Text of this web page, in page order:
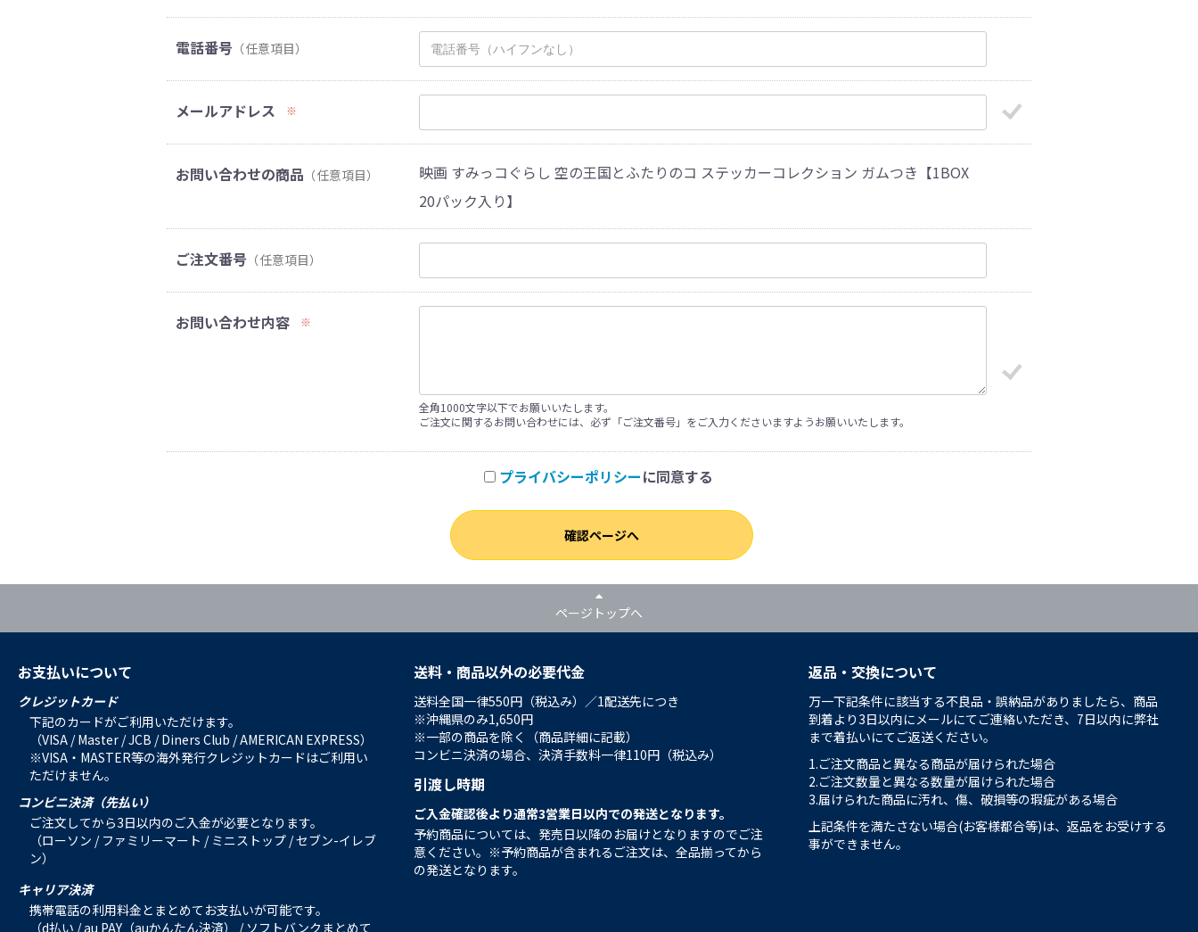
電話番号 （任意項目）
メールアドレス ※
お問い合わせの商品 （任意項目）
映画 すみっコぐらし 空の王国とふたりのコ ステッカーコレクション ガムつき【1BOX
20パック入り】
ご注文番号 （任意項目）
お問い合わせ内容 ※
全角1000文字以下でお願いいたします。
ご注文に関するお問い合わせには、必ず「ご注文番号」をご入力くださいますようお願いいたします。
プライバシーポリシーに同意する
確認ページへ
ページトップへ
お支払いについて
クレジットカード
下記のカードがご利用いただけます。
（VISA / Master / JCB / Diners Club / AMERICAN EXPRESS）
※VISA・MASTER等の海外発行クレジットカードはご利用い
ただけません。
コンビニ決済（先払い）
ご注文してから3日以内のご入金が必要となります。
（ローソン / ファミリーマート / ミニストップ / セブン-イレブ
ン）
キャリア決済
携帯電話の利用料金とまとめてお支払いが可能です。
（d払い / au PAY（auかんたん決済） / ソフトバンクまとめて
送料・商品以外の必要代金
送料全国一律550円（税込み）／1配送先につき
※沖縄県のみ1,650円
※一部の商品を除く（商品詳細に記載）
コンビニ決済の場合、決済手数料一律110円（税込み）
引渡し時期
ご入金確認後より通常3営業日以内での発送となります。
予約商品については、発売日以降のお届けとなりますのでご注
意ください。※予約商品が含まれるご注文は、全品揃ってから
の発送となります。
返品・交換について
万一下記条件に該当する不良品・誤納品がありましたら、商品
到着より3日以内にメールにてご連絡いただき、7日以内に弊社
まで着払いにてご返送ください。
1.ご注文商品と異なる商品が届けられた場合
2.ご注文数量と異なる数量が届けられた場合
3.届けられた商品に汚れ、傷、破損等の瑕疵がある場合
上記条件を満たさない場合(お客様都合等)は、返品をお受けする
事ができません。